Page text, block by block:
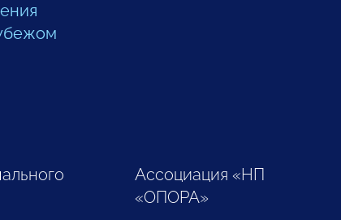
Ассоциация «НП
«ОПОРА»